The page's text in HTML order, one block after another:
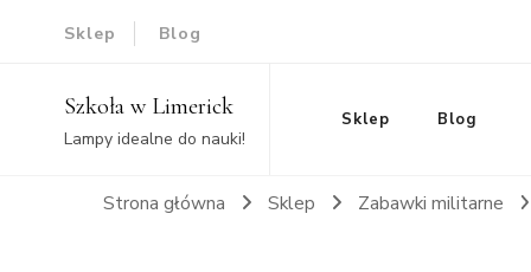
Sklep Blog
Szkoła w Limerick
Lampy idealne do nauki!
Sklep Blog
Strona główna Sklep Zabawki militarne